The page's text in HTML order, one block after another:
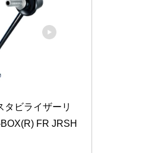
タビライザーリ
FR JRSH